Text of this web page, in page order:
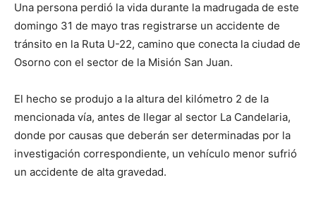
Una persona perdió la vida durante la madrugada de este
domingo 31 de mayo tras registrarse un accidente de
tránsito en la Ruta U-22, camino que conecta la ciudad de
Osorno con el sector de la Misión San Juan.
El hecho se produjo a la altura del kilómetro 2 de la
mencionada vía, antes de llegar al sector La Candelaria,
donde por causas que deberán ser determinadas por la
investigación correspondiente, un vehículo menor sufrió
un accidente de alta gravedad.